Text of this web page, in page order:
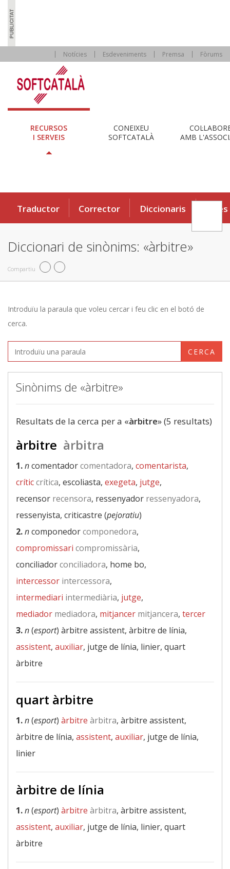
Notícies Esdeveniments Premsa Fòrums
RECURSOS
I SERVEIS
CONEIXEU
SOFTCATALÀ
AMB
Traductor Corrector Diccionaris Eines
Diccionari de sinònims: «àrbitre»
Compartiu
Introduïu la paraula que voleu cercar i feu clic en el botó de
cerca.
CERCA
Sinònims de «àrbitre»
Resultats de la cerca per a «àrbitre» (5 resultats)
àrbitre àrbitra
1.ncomentadorcomentadora, comentarista,
críticcrítica, escoliasta, exegeta, jutge,
recensor recensora, ressenyador ressenyadora,
ressenyista, criticastre (pejoratiu)
2.ncomponedorcomponedora,
compromissari compromissària,
conciliadorconciliadora, home bo,
intercessor intercessora,
intermediari intermediària, jutge,
mediador mediadora, mitjancer mitjancera, tercer
3.n(esport) àrbitre assistent, àrbitre de línia,
assistent, auxiliar, jutge de línia, linier, quart
àrbitre
quart àrbitre
1.n(esport) àrbitre àrbitra, àrbitre assistent,
àrbitre de línia, assistent, auxiliar, jutge de línia,
linier
àrbitre de línia
1.n(esport) àrbitre àrbitra, àrbitre assistent,
assistent, auxiliar, jutge de línia, linier, quart
àrbitre